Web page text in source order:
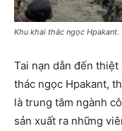
Khu khai thác ngọc Hpakant.
Tai nạn dẫn đến
thác ngọc Hpakant,
là trung tâm ngành
sản xuất ra những